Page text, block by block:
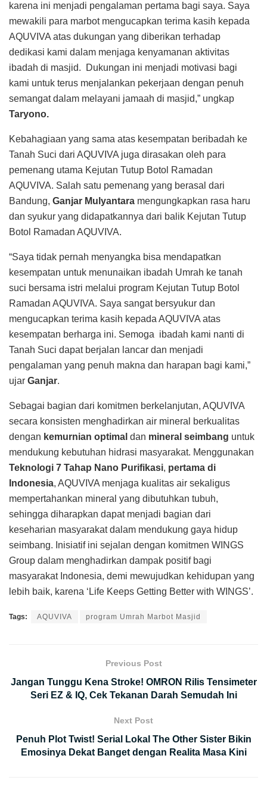
karena ini menjadi pengalaman pertama bagi saya. Saya
mewakili para marbot mengucapkan terima kasih kepada
AQUVIVA atas dukungan yang diberikan terhadap
dedikasi kami dalam menjaga kenyamanan aktivitas
ibadah di masjid. Dukungan ini menjadi motivasi bagi
kami untuk terus menjalankan pekerjaan dengan penuh
semangat dalam melayani jamaah di masjid,” ungkap
Taryono.
Kebahagiaan yang sama atas kesempatan beribadah ke
Tanah Suci dari AQUVIVA juga dirasakan oleh para
pemenang utama Kejutan Tutup Botol Ramadan
AQUVIVA. Salah satu pemenang yang berasal dari
Bandung, Ganjar Mulyantara mengungkapkan rasa haru
dan syukur yang didapatkannya dari balik Kejutan Tutup
Botol Ramadan AQUVIVA.
“Saya tidak pernah menyangka bisa mendapatkan
kesempatan untuk menunaikan ibadah Umrah ke tanah
suci bersama istri melalui program Kejutan Tutup Botol
Ramadan AQUVIVA. Saya sangat bersyukur dan
mengucapkan terima kasih kepada AQUVIVA atas
kesempatan berharga ini. Semoga ibadah kami nanti di
Tanah Suci dapat berjalan lancar dan menjadi
pengalaman yang penuh makna dan harapan bagi kami,”
ujar Ganjar.
Sebagai bagian dari komitmen berkelanjutan, AQUVIVA
secara konsisten menghadirkan air mineral berkualitas
dengan kemurnian optimal dan mineral seimbang untuk
mendukung kebutuhan hidrasi masyarakat. Menggunakan
Teknologi 7 Tahap Nano Purifikasi, pertama di
Indonesia, AQUVIVA menjaga kualitas air sekaligus
mempertahankan mineral yang dibutuhkan tubuh,
sehingga diharapkan dapat menjadi bagian dari
keseharian masyarakat dalam mendukung gaya hidup
seimbang. Inisiatif ini sejalan dengan komitmen WINGS
Group dalam menghadirkan dampak positif bagi
masyarakat Indonesia, demi mewujudkan kehidupan yang
lebih baik, karena ‘Life Keeps Getting Better with WINGS’.
Tags: AQUVIVA program Umrah Marbot Masjid
Previous Post
Jangan Tunggu Kena Stroke! OMRON Rilis Tensimeter
Seri EZ & IQ, Cek Tekanan Darah Semudah Ini
Next Post
Penuh Plot Twist! Serial Lokal The Other Sister Bikin
Emosinya Dekat Banget dengan Realita Masa Kini